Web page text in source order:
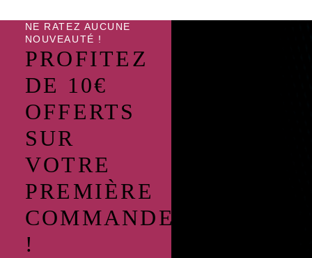
NE RATEZ AUCUNE
NOUVEAUTÉ !
PROFITEZ
DE 10€
OFFERTS
SUR
VOTRE
PREMIÈRE
COMMANDE
!